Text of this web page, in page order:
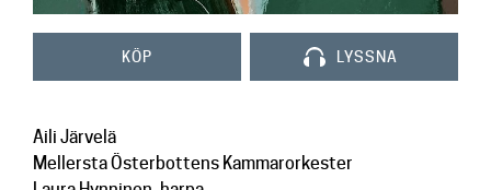
KÖP LYSSNA
Aili Järvelä
Mellersta Österbottens Kammarorkester